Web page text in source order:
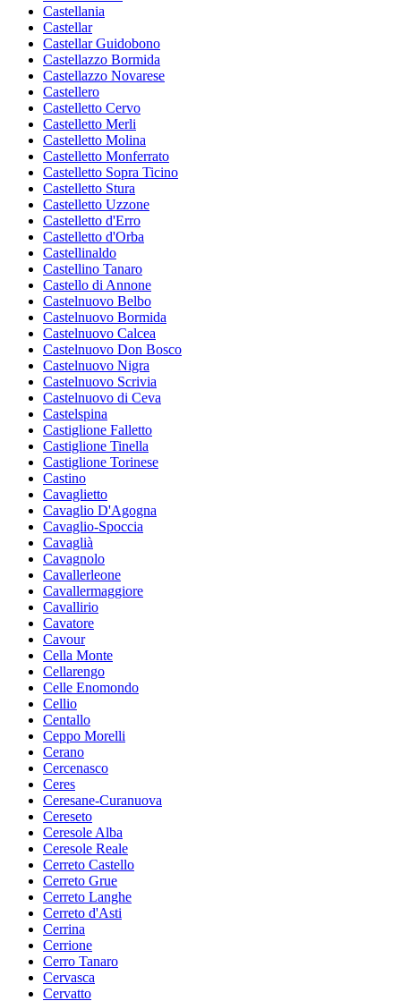
Castellania
Castellar
Castellar Guidobono
Castellazzo Bormida
Castellazzo Novarese
Castellero
Castelletto Cervo
Castelletto Merli
Castelletto Molina
Castelletto Monferrato
Castelletto Sopra Ticino
Castelletto Stura
Castelletto Uzzone
Castelletto d'Erro
Castelletto d'Orba
Castellinaldo
Castellino Tanaro
Castello di Annone
Castelnuovo Belbo
Castelnuovo Bormida
Castelnuovo Calcea
Castelnuovo Don Bosco
Castelnuovo Nigra
Castelnuovo Scrivia
Castelnuovo di Ceva
Castelspina
Castiglione Falletto
Castiglione Tinella
Castiglione Torinese
Castino
Cavaglietto
Cavaglio D'Agogna
Cavaglio-Spoccia
Cavaglià
Cavagnolo
Cavallerleone
Cavallermaggiore
Cavallirio
Cavatore
Cavour
Cella Monte
Cellarengo
Celle Enomondo
Cellio
Centallo
Ceppo Morelli
Cerano
Cercenasco
Ceres
Ceresane-Curanuova
Cereseto
Ceresole Alba
Ceresole Reale
Cerreto Castello
Cerreto Grue
Cerreto Langhe
Cerreto d'Asti
Cerrina
Cerrione
Cerro Tanaro
Cervasca
Cervatto